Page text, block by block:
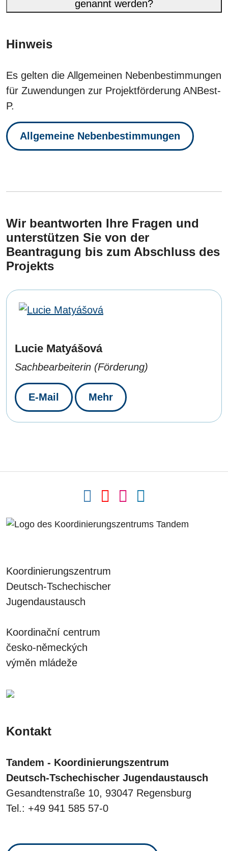
genannt werden?
Hinweis
Es gelten die Allgemeinen Nebenbestimmungen
für Zuwendungen zur Projektförderung ANBest-
P.
Allgemeine Nebenbestimmungen
Wir beantworten Ihre Fragen und
unterstützen Sie von der
Beantragung bis zum Abschluss des
Projekts
Lucie Matyášová
Sachbearbeiterin (Förderung)
E-Mail Mehr
Koordinierungszentrum
Deutsch-Tschechischer
Jugendaustausch
Koordinační centrum
česko-německých
výměn mládeže
Kontakt
Tandem - Koordinierungszentrum
Deutsch-Tschechischer Jugendaustausch
Gesandtenstraße 10, 93047 Regensburg
Tel.: +49 941 585 57-0